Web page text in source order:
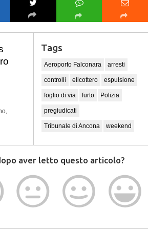
Tags
Aeroporto Falconara arresti
controlli elicottero espulsione
foglio di via furto Polizia
pregiudicati
Tribunale di Ancona weekend
aver letto questo articolo?